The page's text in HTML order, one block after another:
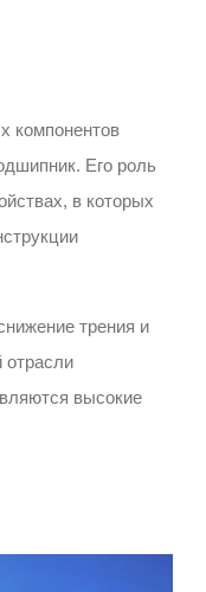
компонентов
Его роль
в которых
трения и
отрасли
высокие